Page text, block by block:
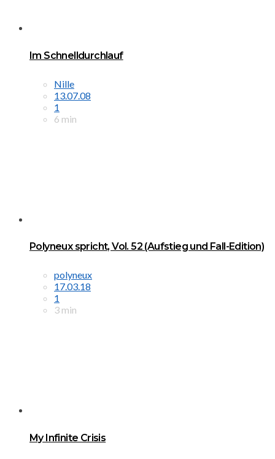
Im Schnelldurchlauf
Nille
13.07.08
1
6 min
Polyneux spricht, Vol. 52 (Aufstieg und Fall-Edition)
polyneux
17.03.18
1
3 min
My Infinite Crisis